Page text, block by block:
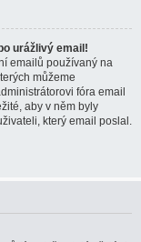
urážlivý email!
emailů používaný na
můžeme
fóra email
aby v něm byly
který email poslal.